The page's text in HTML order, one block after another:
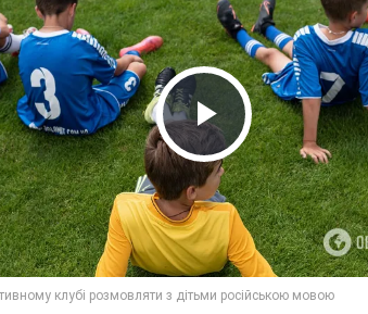
Play Video